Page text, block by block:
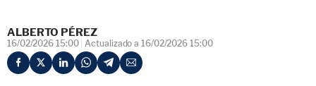
ALBERTO PÉREZ
16/02/2026 15:00 Actualizado a 16/02/2026 15:00